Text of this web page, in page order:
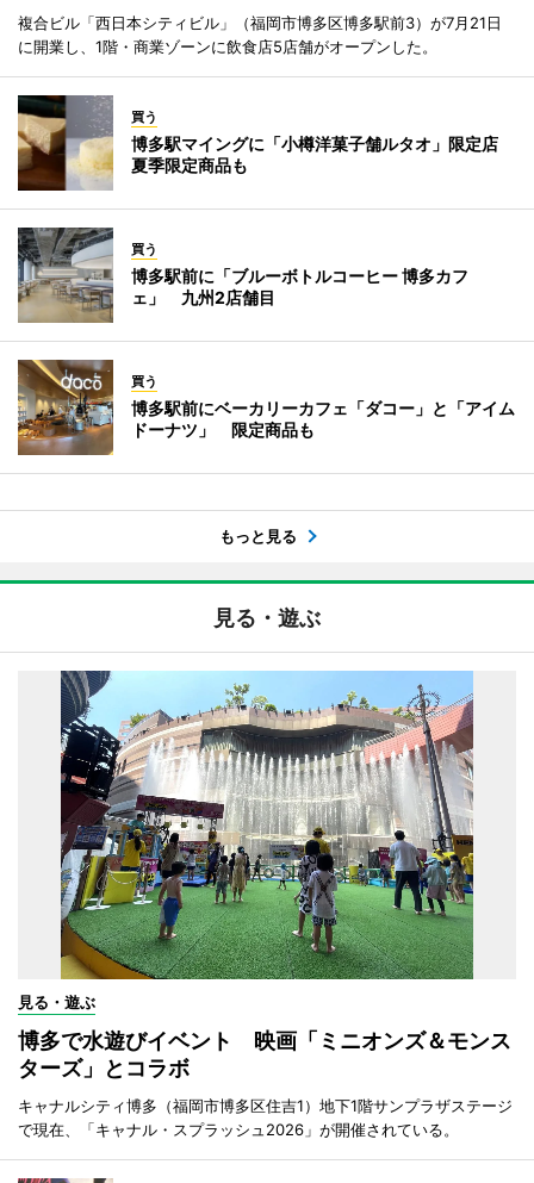
複合ビル「西日本シティビル」（福岡市博多区博多駅前3）が7月21日
に開業し、1階・商業ゾーンに飲食店5店舗がオープンした。
買う
博多駅マイングに「小樽洋菓子舗ルタオ」限定店
夏季限定商品も
買う
博多駅前に「ブルーボトルコーヒー 博多カフ
ェ」 九州2店舗目
買う
博多駅前にベーカリーカフェ「ダコー」と「アイム
ドーナツ」 限定商品も
もっと見る
見る・遊ぶ
見る・遊ぶ
博多で水遊びイベント 映画「ミニオンズ＆モンス
ターズ」とコラボ
キャナルシティ博多（福岡市博多区住吉1）地下1階サンプラザステージ
で現在、「キャナル・スプラッシュ2026」が開催されている。